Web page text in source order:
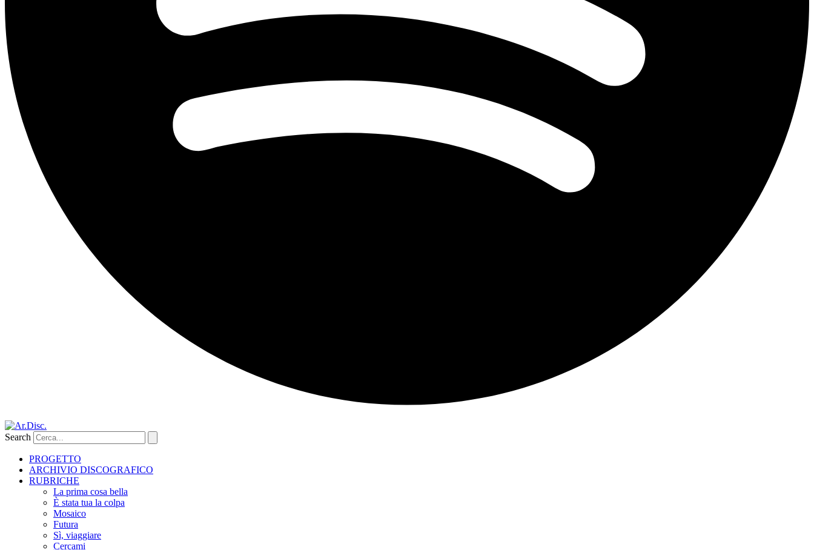
Search
PROGETTO
ARCHIVIO DISCOGRAFICO
RUBRICHE
La prima cosa bella
È stata tua la colpa
Mosaico
Futura
Sì, viaggiare
Cercami